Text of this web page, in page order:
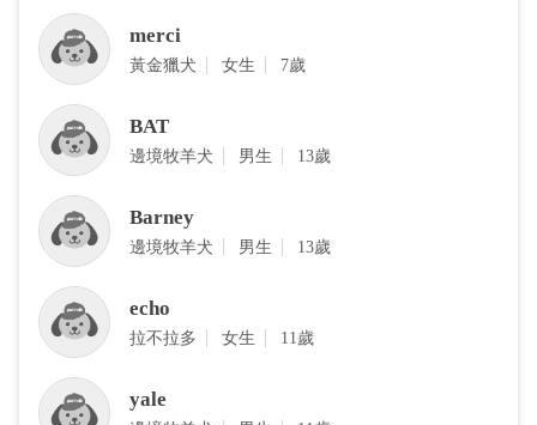
merci
黃金獵犬 女生 7歲
BAT
邊境牧羊犬 男生 13歲
Barney
邊境牧羊犬 男生 13歲
echo
拉不拉多 女生 11歲
yale